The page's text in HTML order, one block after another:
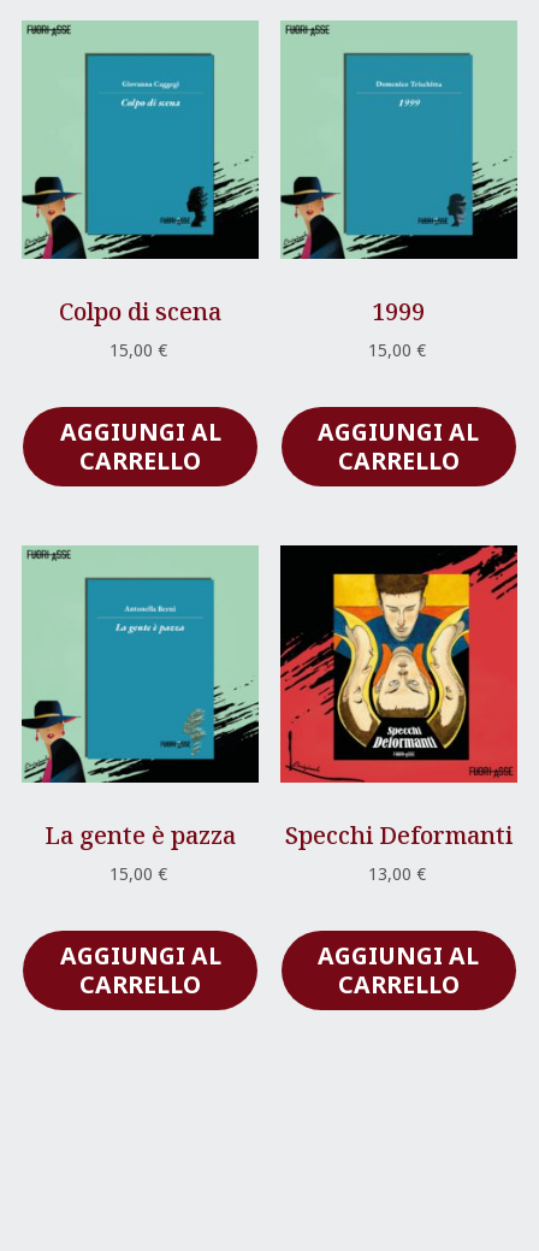
Colpo di scena
15,00€
AGGIUNGI AL
CARRELLO
1999
15,00 €
AGGIUNGI AL
CARRELLO
La gente è pazza
15,00€
AGGIUNGI AL
CARRELLO
Specchi Deformanti
13,00 €
AGGIUNGI AL
CARRELLO